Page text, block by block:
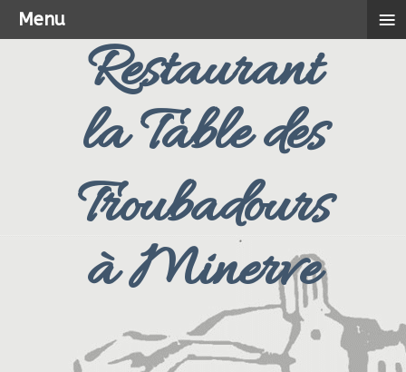
Restaurant
la Table des
Troubadours
à Minerve
Menu ≡